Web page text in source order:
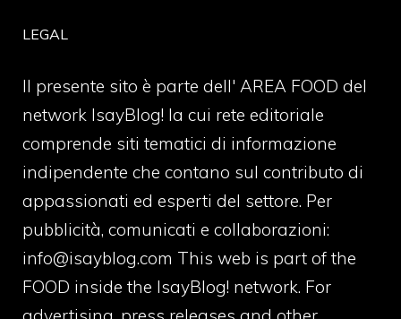
LEGAL
Il presente sito è parte dell' AREA FOOD del
network IsayBlog! la cui rete editoriale
comprende siti tematici di informazione
indipendente che contano sul contributo di
appassionati ed esperti del settore. Per
pubblicità, comunicati e collaborazioni:
info@isayblog.com This web is part of the
FOOD inside the IsayBlog! network. For